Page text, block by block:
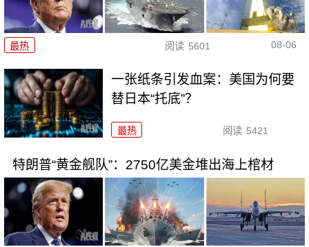
最热 阅读 5601 08-06
一张纸条引发血案：美国为何要
替日本“托底”？
最热 阅读 5421
特朗普“黄金舰队”：2750亿美金堆出海上棺材